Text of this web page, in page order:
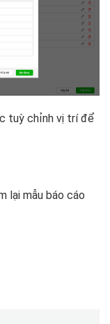
tuỳ chỉnh vị trí để
lại mẫu báo cáo